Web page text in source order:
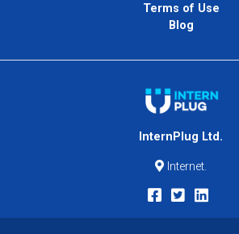
Terms of Use
Blog
InternPlug Ltd.
Internet.